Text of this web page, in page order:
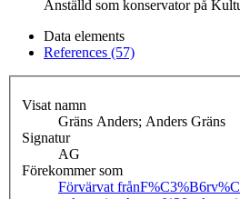
Anställd som konservator på
Data elements
References (57)
Visat namn
Gräns Anders; Anders Gräns
Signatur
AG
Förekommer som
Förvärvat från